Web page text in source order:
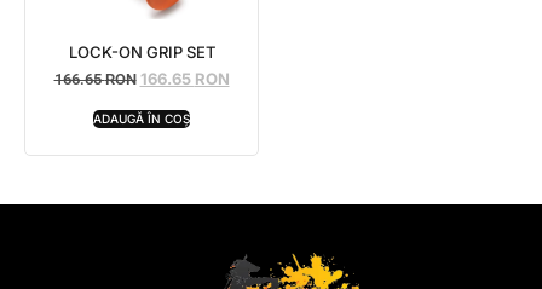
LOCK-ON GRIP SET
166.65RON 166.65 RON
ADAUGĂ ÎN COȘ